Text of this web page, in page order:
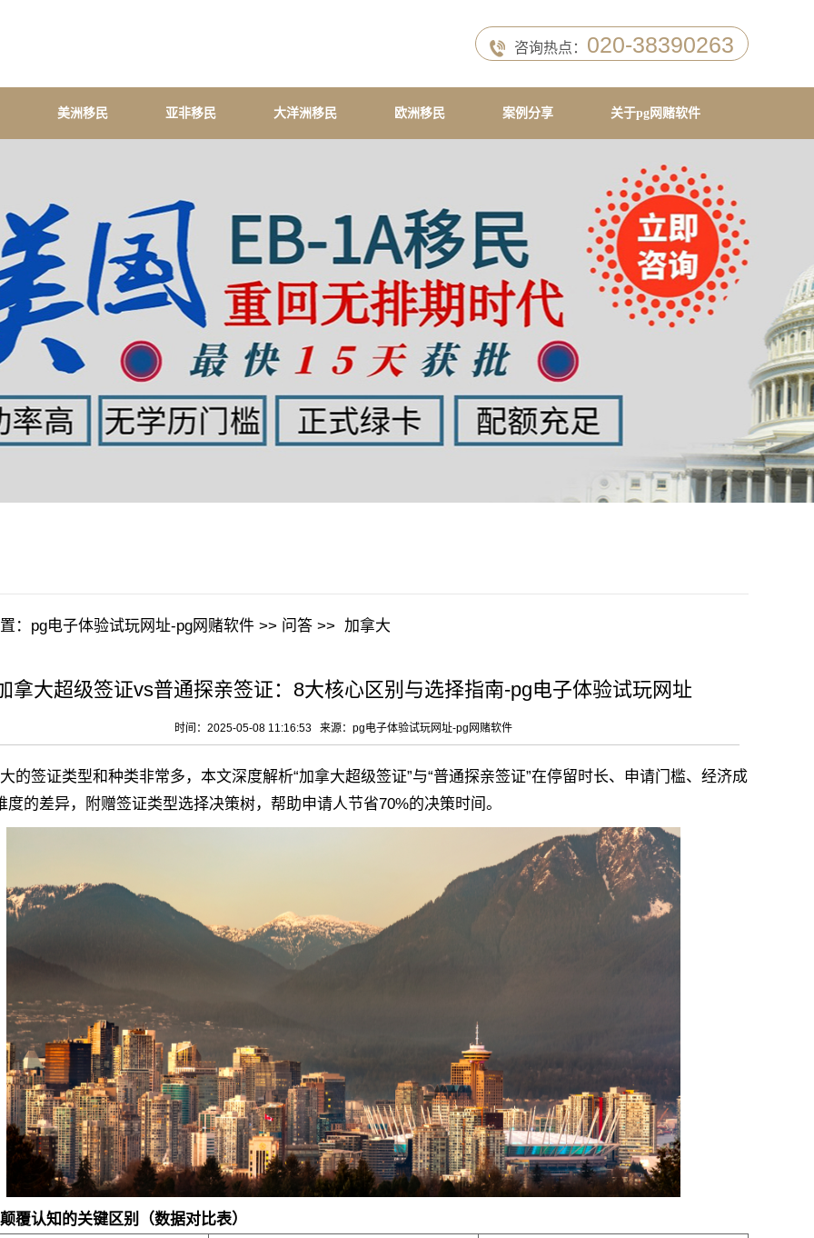
咨询热点： 020-38390263
美洲移民 亚非移民 大洋洲移民 欧洲移民 案例分享 关于pg网赌软件
： pg电子体验试玩网址-pg网赌软件>> 问答>> 加拿大
拿大超级签证vs普通探亲签证：8大核心区别与选择指南-pg电子体验试玩网址
时间：2025-05-08 11:16:53 来源： pg电子体验试玩网址-pg网赌软件
签证类型和种类非常多，本文深度解析“加拿大超级签证”与“普通探亲签证”在停留时长、申请门槛、经济成
度的差异，附赠签证类型选择决策树，帮助申请人节省70%的决策时间。
覆认知的关键区别（数据对比表）